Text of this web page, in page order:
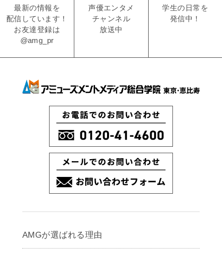
最新の情報を
配信しています！
お友達登録は
@amg_pr
声優エンタメ
チャンネル
放送中
学生の日常を
発信中！
AMGが選ばれる理由